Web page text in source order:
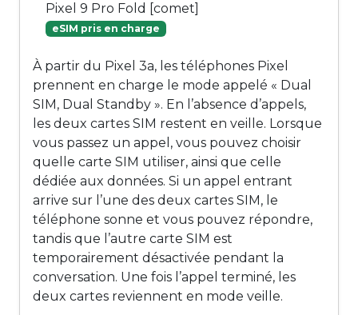
Pixel 9 Pro Fold [comet]
eSIM pris en charge
À partir du Pixel 3a, les téléphones Pixel
prennent en charge le mode appelé « Dual
SIM, Dual Standby ». En l’absence d’appels,
les deux cartes SIM restent en veille. Lorsque
vous passez un appel, vous pouvez choisir
quelle carte SIM utiliser, ainsi que celle
dédiée aux données. Si un appel entrant
arrive sur l’une des deux cartes SIM, le
téléphone sonne et vous pouvez répondre,
tandis que l’autre carte SIM est
temporairement désactivée pendant la
conversation. Une fois l’appel terminé, les
deux cartes reviennent en mode veille.